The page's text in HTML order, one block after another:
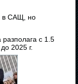
в САЩ, но
с 1.5
2025 г.